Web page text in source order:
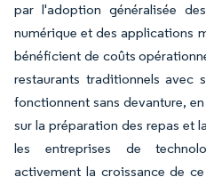
par l'adoption généralisée
numérique et des applications
bénéficient de coûts
restaurants traditionnels avec
fonctionnent sans devanture,
sur la préparation des repas et
les entreprises de
activement la croissance de